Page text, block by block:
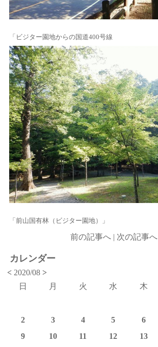
「ビジター園地からの国道400号線
「前山国有林（ビジター園地）」
前の記事へ | 次の記事へ
カレンダー
< 2020/08>
日
月 火 水 木
2
3 4 5 6
9
10 11 12 13